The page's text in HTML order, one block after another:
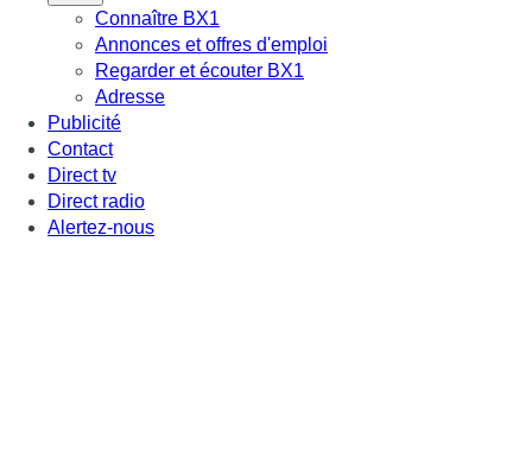
Connaître BX1
Annonces et offres d'emploi
Regarder et écouter BX1
Adresse
Publicité
Contact
Direct tv
Direct radio
Alertez-nous